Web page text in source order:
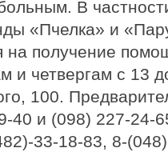
В
«Пчелка» и
на получение
и четвергам с 13
100.
40 и (098) 227-
33-18-83, 8-